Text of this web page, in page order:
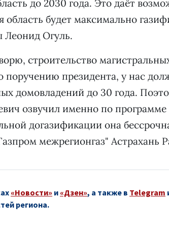
до 2030 года. Это даёт
область будет максимально
Леонид Огуль.
строительство
поручению президента, у нас
домовладений до 30 года.
озвучил именно по
догазификации она
межрегионгаз" Астрахань
«Новости» и «Дзен», а также в Telegram
региона.